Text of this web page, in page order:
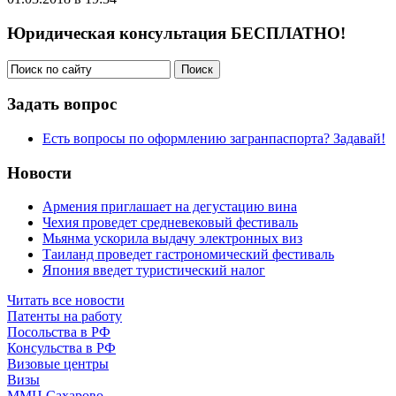
Юридическая консультация БЕСПЛАТНО!
Задать вопрос
Есть вопросы по оформлению загранпаспорта? Задавай!
Новости
Армения приглашает на дегустацию вина
Чехия проведет средневековый фестиваль
Мьянма ускорила выдачу электронных виз
Таиланд проведет гастрономический фестиваль
Япония введет туристический налог
Читать все новости
Патенты на работу
Посольства в РФ
Консульства в РФ
Визовые центры
Визы